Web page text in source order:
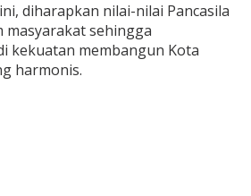
diharapkan nilai-nilai Pancasila
sehingga
kekuatan membangun Kota
harmonis.